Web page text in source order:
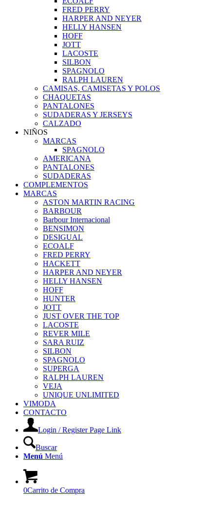
FRED PERRY
HARPER AND NEYER
HELLY HANSEN
HOFF
JOTT
LACOSTE
SILBON
SPAGNOLO
RALPH LAUREN
CAMISAS, CAMISETAS Y POLOS
CHAQUETAS
PANTALONES
SUDADERAS Y JERSEYS
CALZADO
NIÑOS
MARCAS
SPAGNOLO
AMERICANA
PANTALONES
SUDADERAS
COMPLEMENTOS
MARCAS
ASTON MARTIN RACING
BARBOUR
Barbour Internacional
BENSIMON
DESIGUAL
ECOALF
FRED PERRY
HACKETT
HARPER AND NEYER
HELLY HANSEN
HOFF
HUNTER
JOTT
JUST OVER THE TOP
LACOSTE
REVER MILE
SARA RUIZ
SILBON
SPAGNOLO
SUPERGA
RALPH LAUREN
VEJA
UNIQUE UNLIMITED
VIMODA
CONTACTO
Login / Register Page Link
Buscar
Menú Menú
0Carrito de Compra